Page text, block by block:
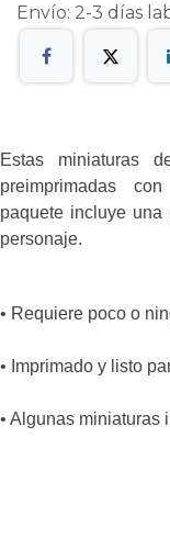
Envío: 2-3 días
Estas miniaturas
preimprimadas
paquete incluye
personaje.
• Requiere poco o
• Imprimado y listo
• Algunas miniaturas